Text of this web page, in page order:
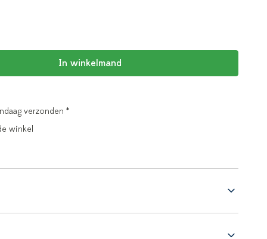
In winkelmand
verzonden *
winkel